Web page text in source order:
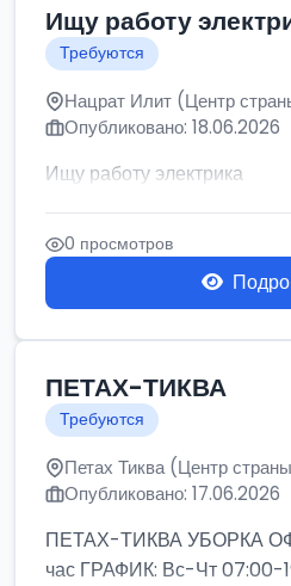
Ищу работу
Требуются
Нацрат Илит (Центр
Опубликовано: 18.06.2026
Ищу работу электрика
0 просмотров
ПЕТАХ-ТИКВА
Требуются
Петах Тиква (Центр
Опубликовано: 17.06.2026
ПЕТАХ-ТИКВА УБОРКА
час ГРАФИК: Вс-Чт 07:00-